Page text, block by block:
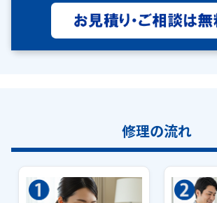
修理の流れ